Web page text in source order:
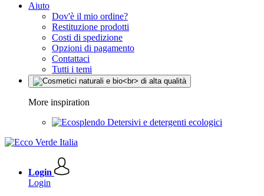
Aiuto
Dov'è il mio ordine?
Restituzione prodotti
Costi di spedizione
Opzioni di pagamento
Contattaci
Tutti i temi
More inspiration
Detersivi e detergenti ecologici
Login
Login